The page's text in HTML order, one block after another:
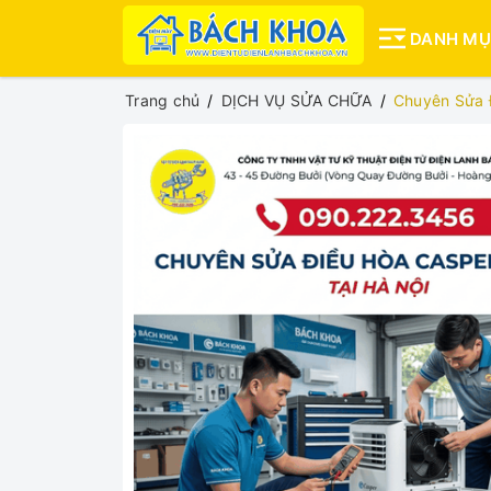
DANH
Trang chủ DỊCH VỤ SỬA CHỮA Chuyên Sửa